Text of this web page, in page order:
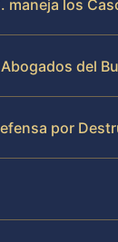
maneja los
del
por